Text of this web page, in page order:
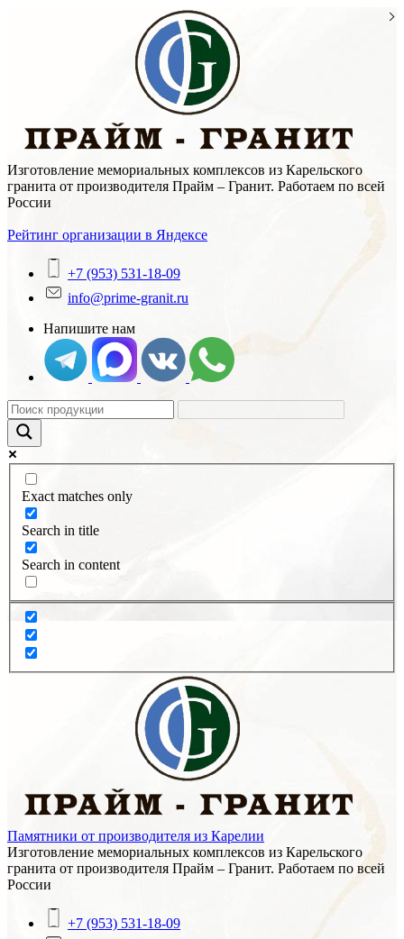
Изготовление мемориальных комплексов из Карельского
гранита от производителя Прайм – Гранит. Работаем по всей
России
Рейтинг организации в Яндексе
+7 (953) 531-18-09
info@prime-granit.ru
Напишите нам
Exact matches only
Search in title
Search in content
Памятники от производителя из Карелии
Изготовление мемориальных комплексов из Карельского
гранита от производителя Прайм – Гранит. Работаем по всей
России
+7 (953) 531-18-09